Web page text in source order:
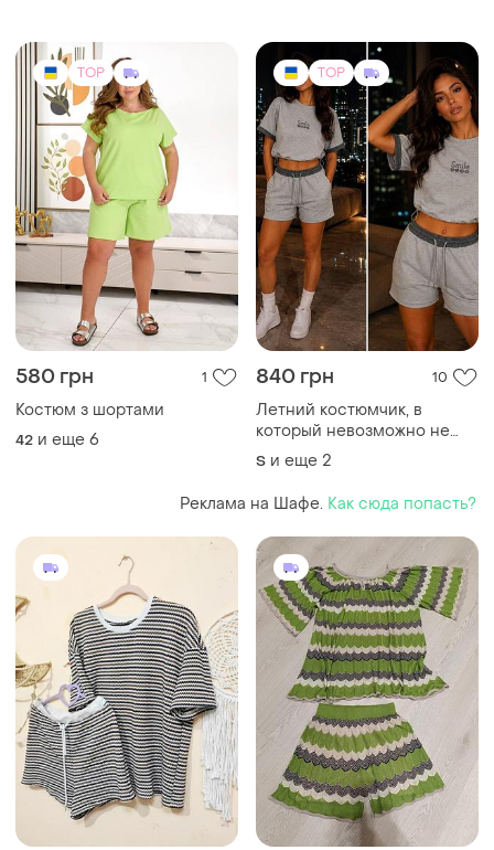
TOP
580 грн 1
Костюм з шортами
42 и еще 6
TOP
840 грн 10
Летний костюмчик, в
который невозможно не
влюбиться
S и еще 2
Реклама на Шафе. Как сюда попасть?